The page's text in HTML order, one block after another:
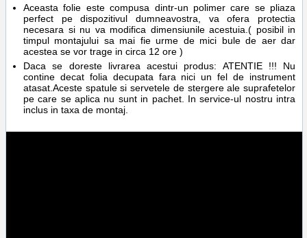
Aceasta folie este compusa dintr-un polimer care se pliaza
perfect pe dispozitivul dumneavostra, va ofera protectia
necesara si nu va modifica dimensiunile acestuia.( posibil in
timpul montajului sa mai fie urme de mici bule de aer dar
acestea se vor trage in circa 12 ore )
Daca se doreste livrarea acestui produs: ATENTIE !!! Nu
contine decat folia decupata fara nici un fel de instrument
atasat.Aceste spatule si servetele de stergere ale suprafetelor
pe care se aplica nu sunt in pachet. In service-ul nostru intra
inclus in taxa de montaj.